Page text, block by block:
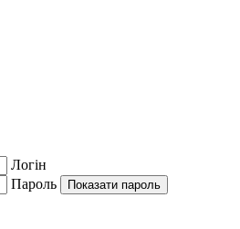
Логін
Пароль
Показати пароль